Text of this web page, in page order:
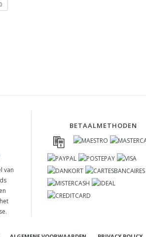
van
BETAALMETHODEN